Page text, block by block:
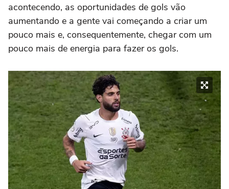
acontecendo, as oportunidades de gols vão
aumentando e a gente vai começando a criar um
pouco mais e, consequentemente, chegar com um
pouco mais de energia para fazer os gols.